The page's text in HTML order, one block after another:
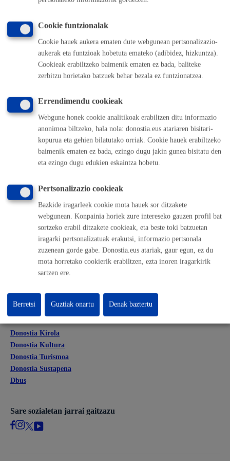
BERTARATUZ
Aurkibidera itzuli Itzuli atzera
Komunika zaitez Donostiako Udalarekin
(doan Donostiatik)
(+34) 943 481 000
Herritarren postontzia
Esteka erabilgarriak
Lan eskaintza
Kontratatzailaren profila
Egoitza elektronikoa
Mapak - GeoDonostia
Prentsa aretoa
Beste webgune korporatibo batzuk
Donostia Kirola
Donostia Kultura
Donostia Turismoa
Donostia Sustapena
Dbus
Sare sozialetan jarrai gaitzazu
Cookie funtzionalak
Cookie hauek aukera ematen dute webgunean pertsonalizazio-
aukerak eta funtzioak hobetuta emateko (adibidez, hizkuntza).
Cookieak erabiltzeko baimenik ematen ez bada, baliteke
zerbitzu horietako batzuek behar bezala ez funtzionatzea.
Errendimendu cookieak
Webgune honek cookie analitikoak erabiltzen ditu informazio
anonimoa biltzeko, hala nola: donostia.eus atariaren bisitari-
kopurua eta gehien bilatutako orriak. Cookie hauek erabiltzeko
baimenik ematen ez bada, ezingo dugu jakin gunea bisitatu den
eta ezingo dugu edukien eskaintza hobetu.
Pertsonalizazio cookieak
Bazkide iragarleek cookie mota hauek sor ditzakete
webgunean. Konpainia horiek zure intereseko gauzen profil bat
sortzeko erabil ditzakete cookieak, eta beste toki batzuetan
iragarki pertsonalizatuak erakutsi, informazio pertsonala
zuzenean gorde gabe. Donostia.eus atariak, gaur egun, ez du
mota horretako cookierik erabiltzen, ezta inoren iragarkirik
sartzen ere.
Denak baztertu
Berretsi Guztiak onartu